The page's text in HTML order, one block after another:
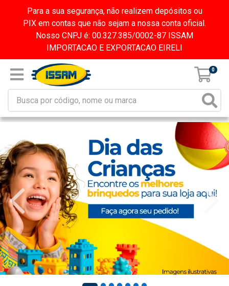
Para a sua segurança, não realizem depósitos ou
PIX em contas que não sejam a nossa conta oficial.
Nosso CNPJ é: 00.327.385/0002-87 ISSAM
IMPORTACAO E EXPORTACAO EIRELI
0